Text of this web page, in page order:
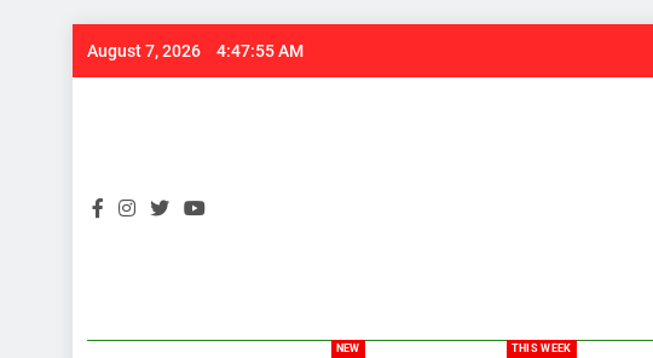
August 7, 2026 4:47:56 AM
NEW THIS WEEK